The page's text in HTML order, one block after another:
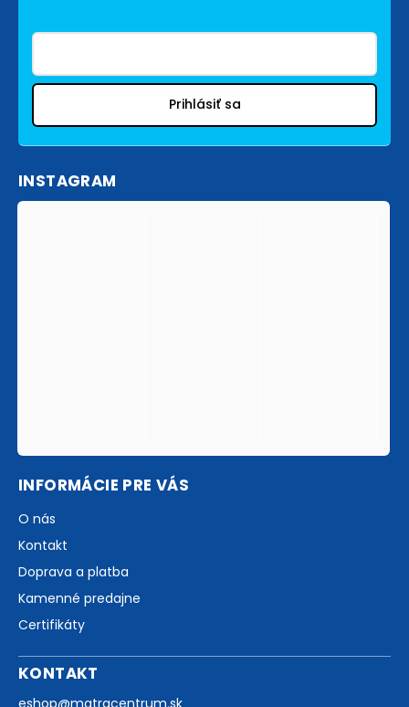
Prihlásiť sa
INSTAGRAM
INFORMÁCIE PRE VÁS
O nás
Kontakt
Doprava a platba
Kamenné predajne
Certifikáty
KONTAKT
eshop@matracentrum.sk